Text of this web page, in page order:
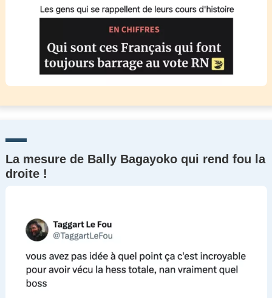
La mesure de Bally Bagayoko qui rend fou la
droite !